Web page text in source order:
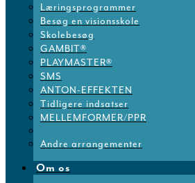
Læringsprogrammer
Besøg en visionsskole
Skolebesøg
GAMBIT®
PLAYMASTER®
SMS
ANTON-EFFEKTEN
Tidligere indsatser
MELLEMFORMER/PPR
Andre arrangementer
Om os